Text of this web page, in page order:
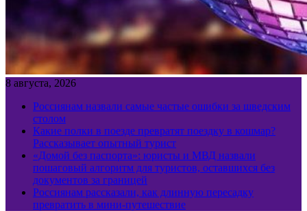
8 августа, 2026
Россиянам назвали самые частые ошибки за шведским
столом
Какие полки в поезде превратят поездку в кошмар?
Рассказывает опытный турист
«Домой без паспорта»: юристы и МВД назвали
пошаговый алгоритм для туристов, оставшихся без
документов за границей
Россиянам рассказали, как длинную пересадку
превратить в мини-путешествие